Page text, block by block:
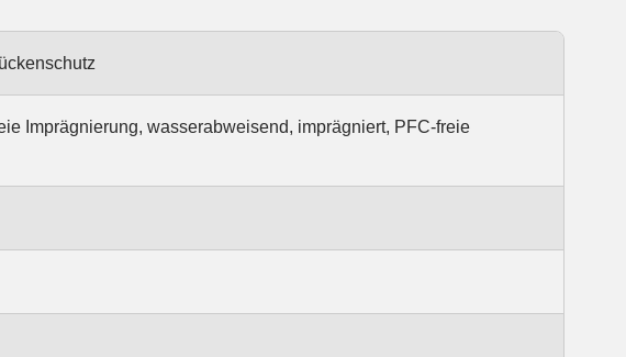
Imprägnierung, wasserabweisend, imprägniert, PFC-freie